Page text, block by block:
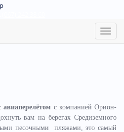
Toggle
с компанией Орион-
вам на берегах Средиземного
песочными пляжами, это самый